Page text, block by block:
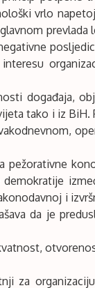
vrlo
prevlada
događaja,
tako i iz BiH.
pežorativne
i
da je
za